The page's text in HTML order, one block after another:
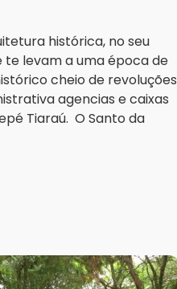
histórica, no seu
te levam a uma época de
cheio de revoluções
agencias e caixas
Tiaraú. O Santo da